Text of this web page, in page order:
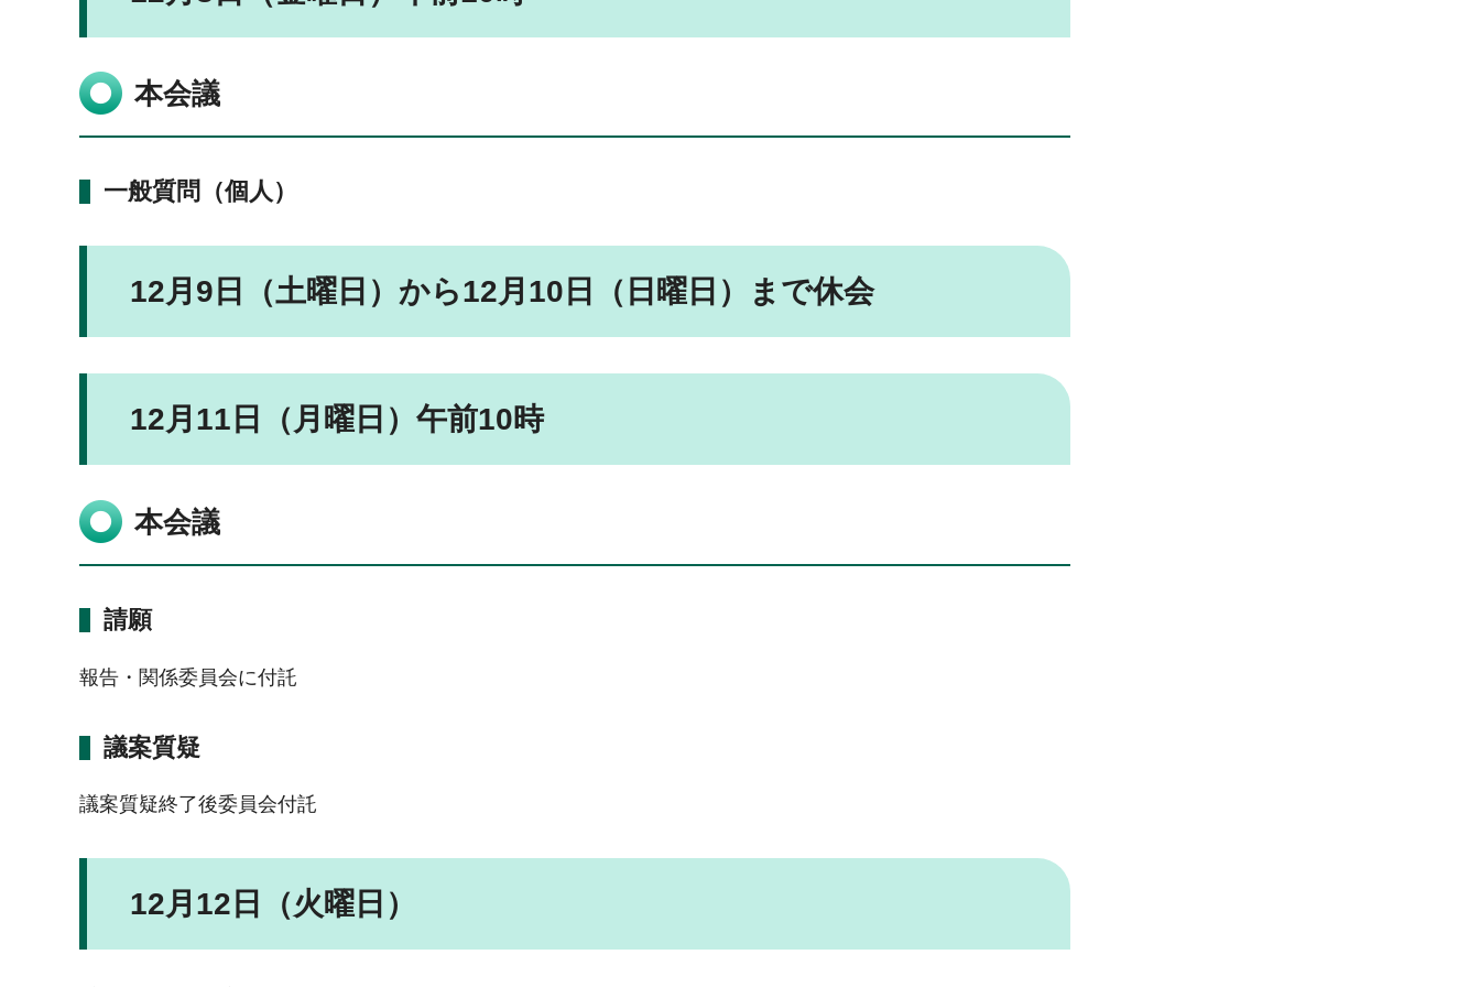
本会議
一般質問（個人）
12月9日（土曜日）から12月10日（日曜日）まで休会
12月11日（月曜日）午前10時
本会議
請願
報告・関係委員会に付託
議案質疑
議案質疑終了後委員会付託
12月12日（火曜日）